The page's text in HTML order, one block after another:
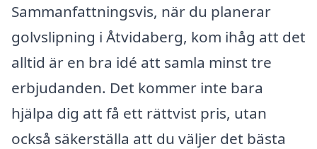
Sammanfattningsvis, när du planerar
golvslipning i Åtvidaberg, kom ihåg att det
alltid är en bra idé att samla minst tre
erbjudanden. Det kommer inte bara
hjälpa dig att få ett rättvist pris, utan
också säkerställa att du väljer det bästa